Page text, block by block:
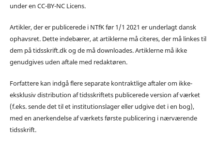
under en CC-BY-NC Licens.
Artikler, der er publicerede i NTfK før 1/1 2021 er underlagt dansk
ophavsret. Dette indebærer, at artiklerne må citeres, der må linkes til
dem på tidsskrift.dk og de må downloades. Artiklerne må ikke
genudgives uden aftale med redaktøren.
Forfattere kan indgå flere separate kontraktlige aftaler om ikke-
eksklusiv distribution af tidsskriftets publicerede version af værket
(f.eks. sende det til et institutionslager eller udgive det i en bog),
med en anerkendelse af værkets første publicering i nærværende
tidsskrift.